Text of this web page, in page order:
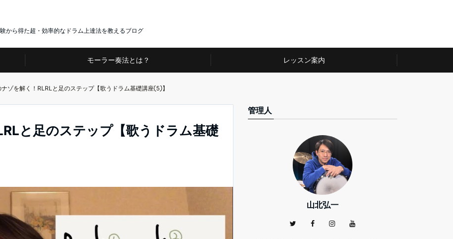
から得た超・効率的なドラム上達法を教えるブログ
モーラー奏法とは？ レッスン案内
ゾを解く！RLRLと足のステップ【歌うドラム基礎講座⑤】
と足のステップ【歌うドラム基礎
管理人
山北弘一